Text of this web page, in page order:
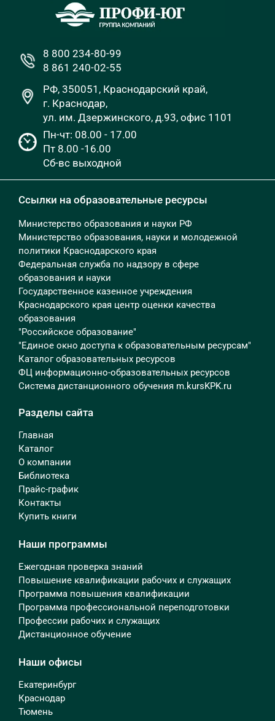
8 800 234-80-99
8 861 240-02-55
РФ, 350051, Краснодарский край,
г. Краснодар,
ул. им. Дзержинского, д.93, офис 1101
Пн-чт: 08.00 - 17.00
Пт 8.00 -16.00
Сб-вс выходной
Ссылки на образовательные ресурсы
Министерство образования и науки РФ
Министерство образования, науки и молодежной
политики Краснодарского края
Федеральная служба по надзору в сфере
образования и науки
Государственное казенное учреждения
Краснодарского края центр оценки качества
образования
"Российское образование"
"Единое окно доступа к образовательным ресурсам"
Каталог образовательных ресурсов
ФЦ информационно-образовательных ресурсов
Система дистанционного обучения m.kursKPK.ru
Разделы сайта
Главная
Каталог
О компании
Библиотека
Прайс-график
Контакты
Купить книги
Наши программы
Ежегодная проверка знаний
Повышение квалификации рабочих и служащих
Программа повышения квалификации
Программа профессиональной переподготовки
Профессии рабочих и служащих
Дистанционное обучение
Наши офисы
Екатеринбург
Краснодар
Тюмень